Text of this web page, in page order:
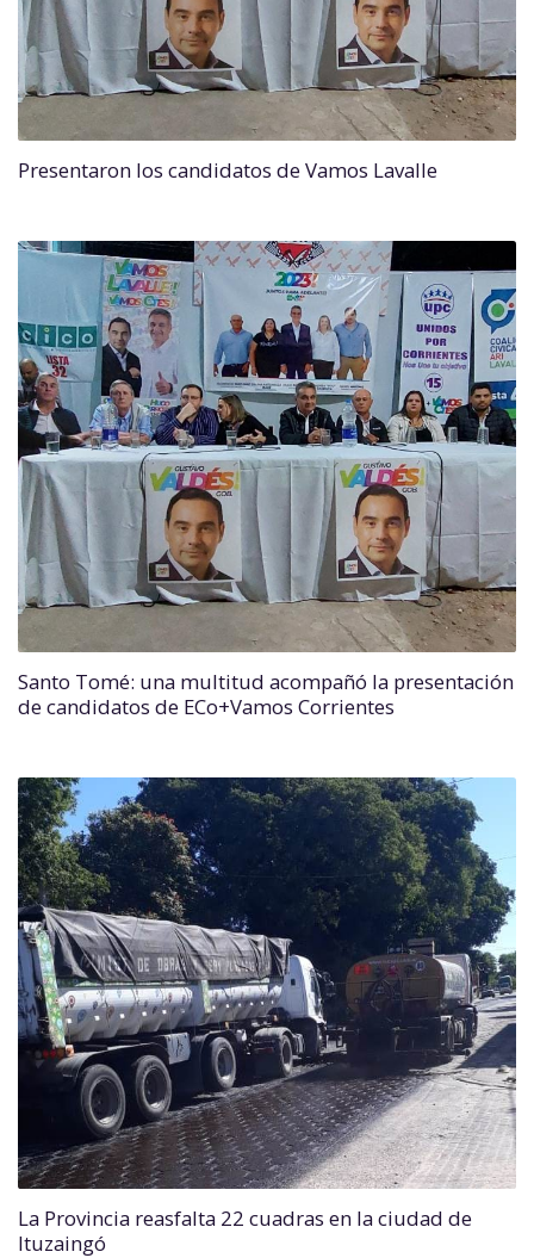
Presentaron los candidatos de Vamos Lavalle
Santo Tomé: una multitud acompañó la presentación
de candidatos de ECo+Vamos Corrientes
La Provincia reasfalta 22 cuadras en la ciudad de
Ituzaingó